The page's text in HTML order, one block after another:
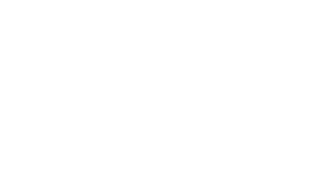
· Analysis of Spectral
· The spatial scaling